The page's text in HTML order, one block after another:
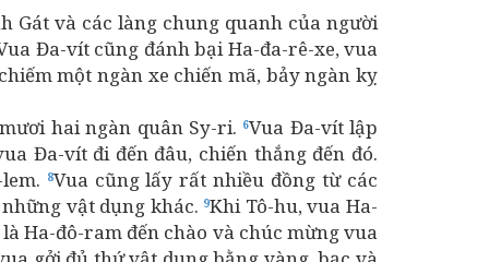
Gát và các làng chung quanh của người
Đa-vít cũng đánh bại Ha-đa-rê-xe, vua
một ngàn xe chiến mã, bảy ngàn kỵ
hai ngàn quân Sy-ri. 6Vua Đa-vít lập
Đa-vít đi đến đâu, chiến thắng đến đó.
8Vua cũng lấy rất nhiều đồng từ các
vật dụng khác. 9Khi Tô-hu, vua Ha-
Ha-đô-ram đến chào và chúc mừng vua